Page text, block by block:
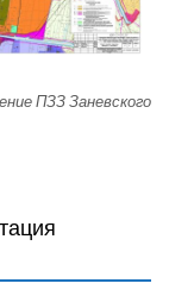
ПЗЗ Заневского